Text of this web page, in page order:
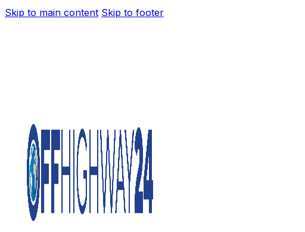
Skip to main content Skip to footer